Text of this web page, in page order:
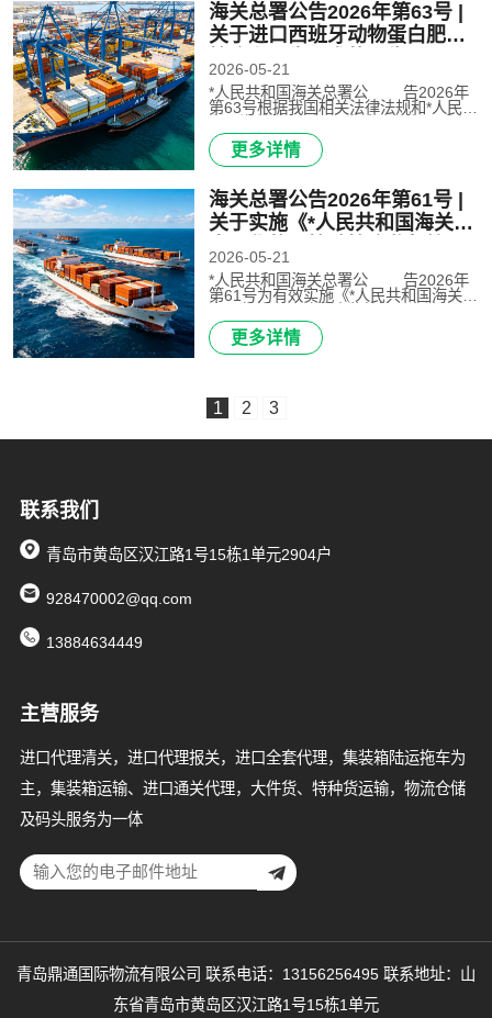
海关总署公告2026年第63号 |
关于进口西班牙动物蛋白肥料
检疫和卫生要求的公告
2026-05-21
*人民共和国海关总署公 告2026年
第63号根据我国相关法律法规和*人民共
王国农业、渔业和食品部（以下称西
方）关于西班牙动物蛋白肥料输华的检
疫和卫生要求的规定，即日起..
更多详情
海关总署公告2026年第61号 |
关于实施《*人民共和国海关进
办法》有关事项的公告
2026-05-21
*人民共和国海关总署公 告2026年
第61号为有效实施《*人民共和国海关进
（海关总署令第284号，以下简称《办
法》），现就有关事项公告如下：一、
关于进口化妆品申报化妆品进口..
更多详情
1 2 3
联系我们
青岛市黄岛区汉江路1号15栋1单元2904户
928470002@qq.com
13884634449
主营服务
进口代理清关，进口代理报关，进口全套代理，集装箱陆运拖车为
主，集装箱运输、进口通关代理，大件货、特种货运输，物流仓储
及码头服务为一体
青岛鼎通国际物流有限公司 联系电话：13156256495 联系地址：山
东省青岛市黄岛区汉江路1号15栋1单元